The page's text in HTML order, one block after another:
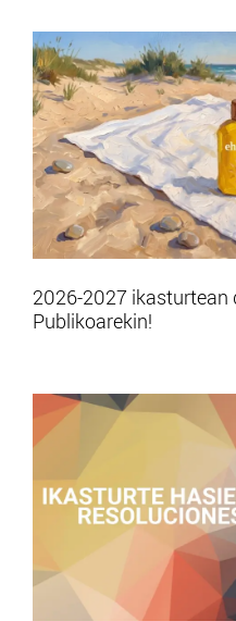
2026-2027 ikasturtean
Publikoarekin!